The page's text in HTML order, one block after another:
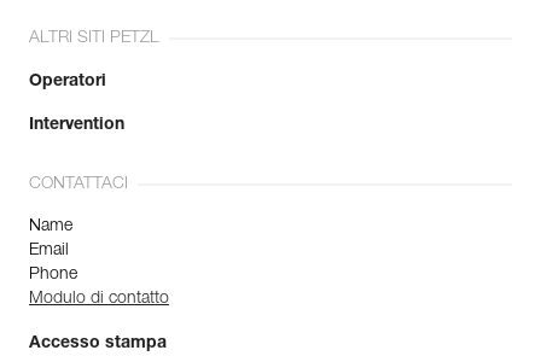
ALTRI SITI PETZL
Operatori
Intervention
CONTATTACI
Name
Email
Phone
Modulo di contatto
Accesso stampa